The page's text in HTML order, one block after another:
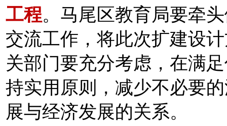
工程。马尾区教育局要牵
交流工作，将此次扩建设
关部门要充分考虑，在满
持实用原则，减少不必要
展与经济发展的关系。